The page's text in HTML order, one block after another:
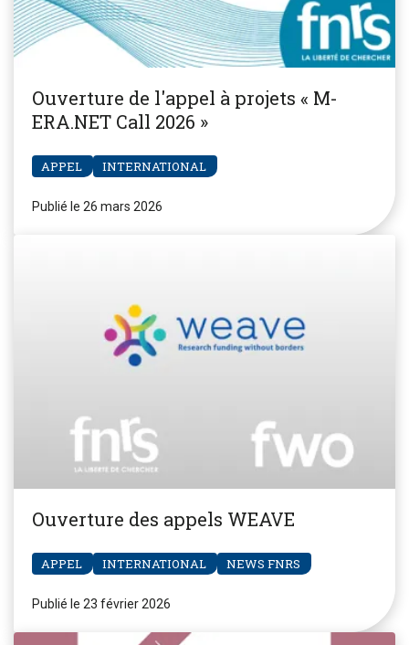
Ouverture de l'appel à projets « M-
ERA.NET Call 2026 »
APPEL INTERNATIONAL
Publié le 26 mars 2026
Ouverture des appels WEAVE
APPEL INTERNATIONAL NEWS FNRS
Publié le 23 février 2026